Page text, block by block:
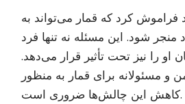
فراموش کرد که قمار می‌تواند به
منجر شود. این مسئله نه تنها فرد
او را نیز تحت تأثیر قرار می‌دهد.
و مسئولانه برای قمار به منظور
کاهش این چالش‌ها ضروری است.